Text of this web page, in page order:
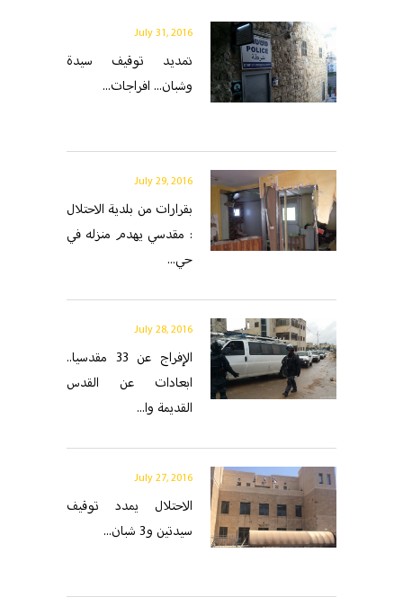
July 31, 2016
تمديد توقيف سيدة
وشبان... افراجات...
July 29, 2016
بقرارات من بلدية الاحتلال
: مقدسي يهدم منزله في
حي...
July 28, 2016
الإفراج عن 33 مقدسيا..
ابعادات عن القدس
القديمة وا...
July 27, 2016
الاحتلال يمدد توقيف
سيدتين و3 شبان...